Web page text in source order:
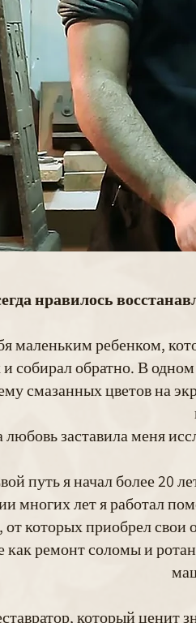
нравилось
маленьким ребенком,
и собирал обратно. В
смазанных цветов на
любовь заставила меня
путь я начал более 20
многих лет я работал
которых приобрел
как ремонт соломы и
который ценит